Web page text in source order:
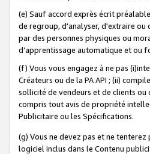
(e) Sauf accord exprès écrit
de regroup, d'analyser, d'extraire
par des personnes physiques ou
d’apprentissage automatique et ou
(f) Vous vous engagez à ne pas
Créateurs ou de la PA API ; (ii)
sollicité de vendeurs et de clients
compris tout avis de propriété
Publicitaire ou les Spécifications.
(g) Vous ne devez pas et ne
logiciel inclus dans le Contenu